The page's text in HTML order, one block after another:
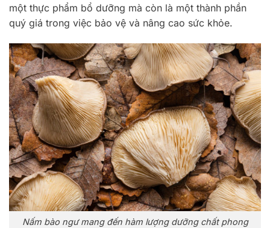
một thực phẩm bổ dưỡng mà còn là một thành phần
quý giá trong việc bảo vệ và nâng cao sức khỏe.
Nấm bào ngư mang đến hàm lượng dưỡng chất phong